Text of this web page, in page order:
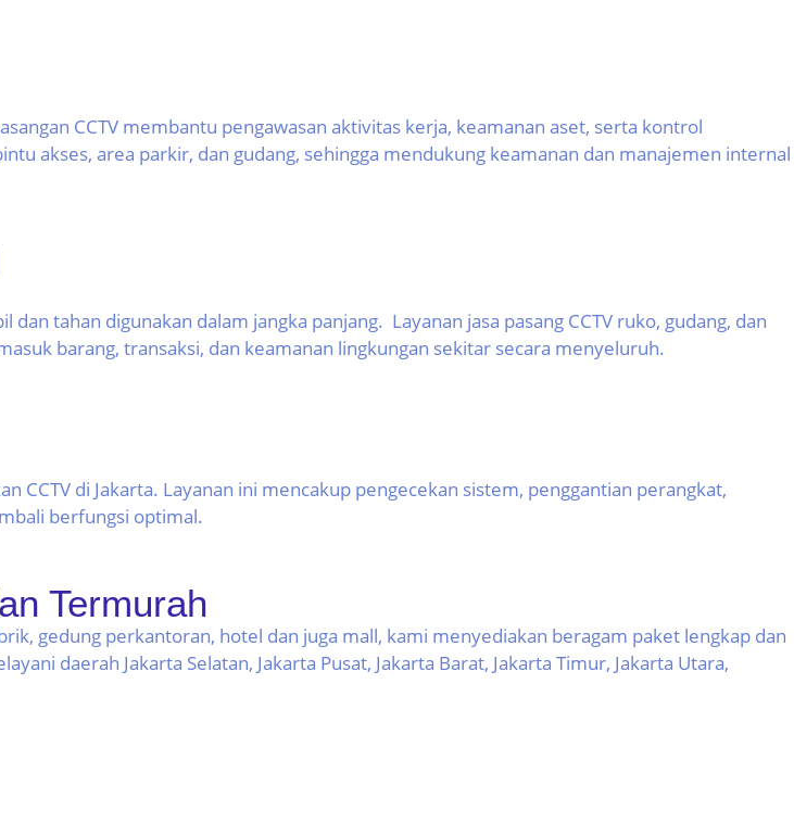
CCTV membantu pengawasan aktivitas kerja, keamanan aset, serta kontrol
akses, area parkir, dan gudang, sehingga mendukung keamanan dan manajemen internal
tahan digunakan dalam jangka panjang. Layanan jasa pasang CCTV ruko, gudang, dan
barang, transaksi, dan keamanan lingkungan sekitar secara menyeluruh.
CCTV di Jakarta. Layanan ini mencakup pengecekan sistem, penggantian perangkat,
berfungsi optimal.
Termurah
gedung perkantoran, hotel dan juga mall, kami menyediakan beragam paket lengkap dan
daerah Jakarta Selatan, Jakarta Pusat, Jakarta Barat, Jakarta Timur, Jakarta Utara,